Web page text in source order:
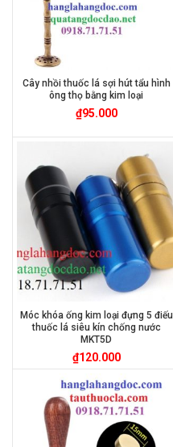
Cây nhồi thuốc lá sợi hút tẩu hình
ông thọ bằng kim loại
₫95.000
Móc khóa ống kim loại đựng 5 điếu
thuốc lá siêu kín chống nước
MKT5D
₫120.000